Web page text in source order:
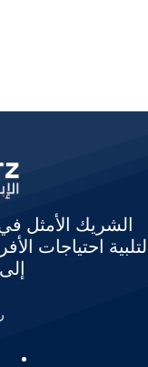
الشريك الأمثل
لتلبية احتياجات